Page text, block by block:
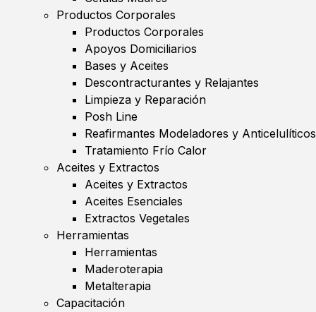
Productos Corporales
Productos Corporales
Apoyos Domiciliarios
Bases y Aceites
Descontracturantes y Relajantes
Limpieza y Reparación
Posh Line
Reafirmantes Modeladores y Anticelulíticos
Tratamiento Frío Calor
Aceites y Extractos
Aceites y Extractos
Aceites Esenciales
Extractos Vegetales
Herramientas
Herramientas
Maderoterapia
Metalterapia
Capacitación